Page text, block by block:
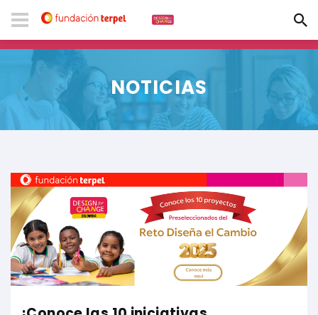
NOTICIAS